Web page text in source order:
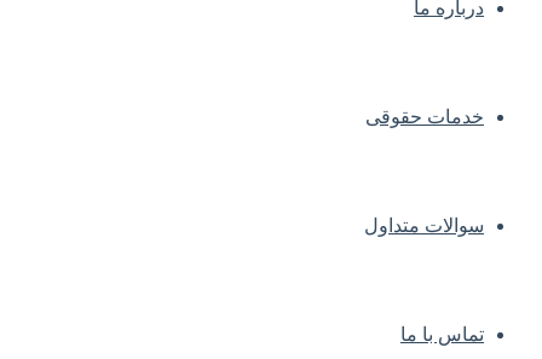
درباره ما
خدمات حقوقی
سوالات متداول
تماس با ما